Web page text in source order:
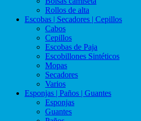
Rollos de alta
Escobas | Secadores | Cepillos
Cabos
Cepillos
Escobas de Paja
Escobillones Sintéticos
Mopas
Secadores
Varios
Esponjas | Paños | Guantes
Esponjas
Guantes